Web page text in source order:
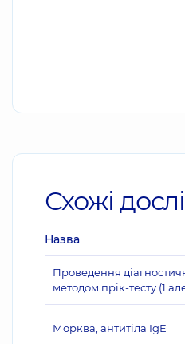
Схожі
Назва
Проведення
методом прік-тесту (1
Морква, антитіла IgE